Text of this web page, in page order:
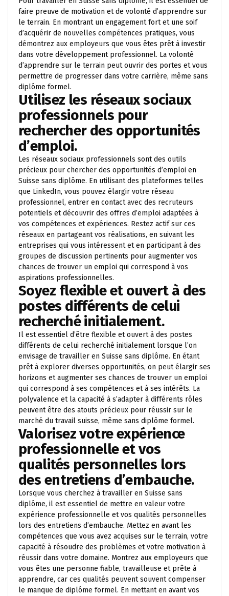
faire preuve de motivation et de volonté d’apprendre sur
le terrain. En montrant un engagement fort et une soif
d’acquérir de nouvelles compétences pratiques, vous
démontrez aux employeurs que vous êtes prêt à investir
dans votre développement professionnel. La volonté
d’apprendre sur le terrain peut ouvrir des portes et vous
permettre de progresser dans votre carrière, même sans
diplôme formel.
Utilisez les réseaux sociaux
professionnels pour
rechercher des opportunités
d’emploi.
Les réseaux sociaux professionnels sont des outils
précieux pour chercher des opportunités d’emploi en
Suisse sans diplôme. En utilisant des plateformes telles
que LinkedIn, vous pouvez élargir votre réseau
professionnel, entrer en contact avec des recruteurs
potentiels et découvrir des offres d’emploi adaptées à
vos compétences et expériences. Restez actif sur ces
réseaux en partageant vos réalisations, en suivant les
entreprises qui vous intéressent et en participant à des
groupes de discussion pertinents pour augmenter vos
chances de trouver un emploi qui correspond à vos
aspirations professionnelles.
Soyez flexible et ouvert à des
postes différents de celui
recherché initialement.
Il est essentiel d’être flexible et ouvert à des postes
différents de celui recherché initialement lorsque l’on
envisage de travailler en Suisse sans diplôme. En étant
prêt à explorer diverses opportunités, on peut élargir ses
horizons et augmenter ses chances de trouver un emploi
qui correspond à ses compétences et à ses intérêts. La
polyvalence et la capacité à s’adapter à différents rôles
peuvent être des atouts précieux pour réussir sur le
marché du travail suisse, même sans diplôme formel.
Valorisez votre expérience
professionnelle et vos
qualités personnelles lors
des entretiens d’embauche.
Lorsque vous cherchez à travailler en Suisse sans
diplôme, il est essentiel de mettre en valeur votre
expérience professionnelle et vos qualités personnelles
lors des entretiens d’embauche. Mettez en avant les
compétences que vous avez acquises sur le terrain, votre
capacité à résoudre des problèmes et votre motivation à
réussir dans votre domaine. Montrez aux employeurs que
vous êtes une personne fiable, travailleuse et prête à
apprendre, car ces qualités peuvent souvent compenser
le manque de diplôme formel. En mettant en avant vos